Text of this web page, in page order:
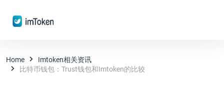
Home
Imtoken相关资讯
比特币钱包：trust钱包和imtoken的比较